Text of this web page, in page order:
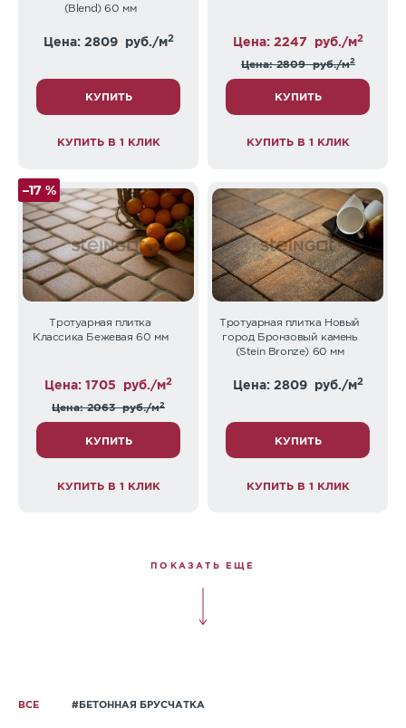
(Blend) 60 мм
Цена: 2809 руб./м2
КУПИТЬ
КУПИТЬ В 1 КЛИК
Цена: 2247 руб./м2
Цена: 2809руб./м2
КУПИТЬ
КУПИТЬ В 1 КЛИК
–17 %
Тротуарная плитка
Классика Бежевая 60 мм
Цена: 1705 руб./м2
Цена: 2063руб./м2
КУПИТЬ
КУПИТЬ В 1 КЛИК
Тротуарная плитка Новый
город Бронзовый камень
(Stein Bronze) 60 мм
Цена: 2809 руб./м2
КУПИТЬ
КУПИТЬ В 1 КЛИК
ПОКАЗАТЬ ЕЩЕ
ВСЕ #БЕТОННАЯ БРУСЧАТКА